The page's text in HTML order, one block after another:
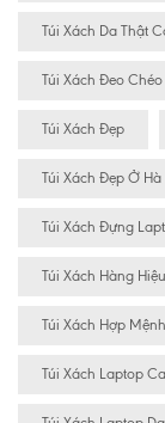
Túi Xách Da Thật
Túi Xách Đeo
Túi Xách Đẹp
Túi Xách Đẹp Ở Hà
Túi Xách Đựng
Túi Xách Hàng Hiệu
Túi Xách Hợp Mệnh
Túi Xách Laptop